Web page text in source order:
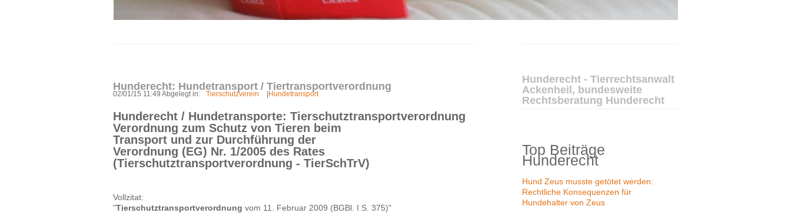
Hunderecht: Hundetransport / Tiertransportverordnung
02/01/15 11:49 Abgelegt in: Tierschutzverein Hundetransport
Hunderecht / Hundetransporte: Tierschutztransportverordnung
Verordnung zum Schutz von Tieren beim
Transport und zur Durchführung der
Verordnung (EG) Nr. 1/2005 des Rates
(Tierschutztransportverordnung - TierSchTrV)
Vollzitat:
"Tierschutztransportverordnung vom 11. Februar 2009 (BGBl. I S. 375)"
Hunderecht - Tierrechtsanwalt
Ackenheil, bundesweite
Rechtsberatung Hunderecht
Top Beiträge
Hunderecht
Hund Zeus musste getötet werden:
Rechtliche Konsequenzen für
Hundehalter von Zeus